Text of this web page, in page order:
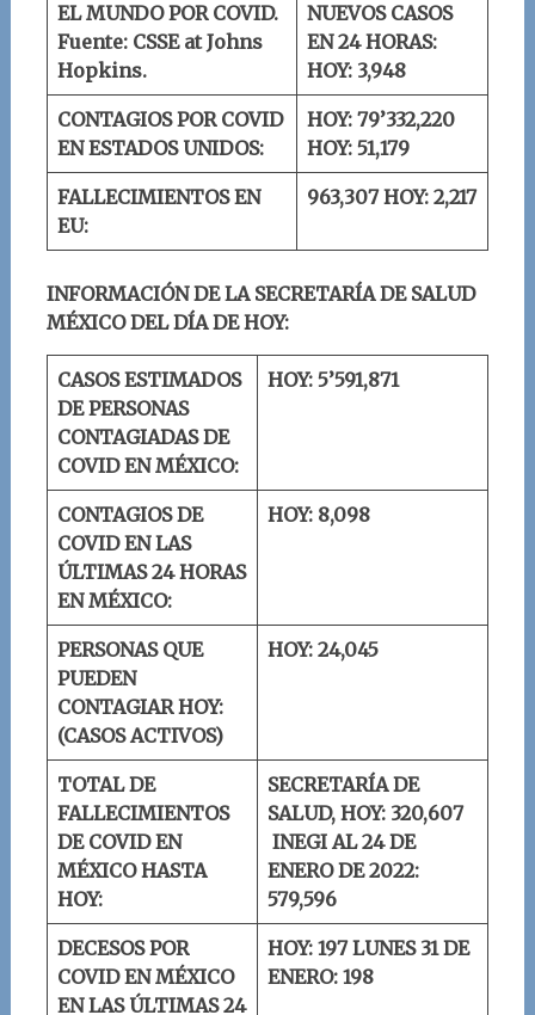
EL MUNDO POR COVID.
Fuente: CSSE at Johns
Hopkins.
NUEVOS CASOS
EN 24 HORAS:
HOY: 3,948
CONTAGIOS POR COVID
EN ESTADOS UNIDOS:
HOY: 79’332,220
HOY: 51,179
FALLECIMIENTOS EN
EU:
963,307 HOY: 2,217
INFORMACIÓN DE LA SECRETARÍA DE SALUD
MÉXICO DEL DÍA DE HOY:
CASOS ESTIMADOS
DE PERSONAS
CONTAGIADAS DE
COVID EN MÉXICO:
HOY: 5’591,871
CONTAGIOS DE
COVID EN LAS
ÚLTIMAS 24 HORAS
EN MÉXICO:
HOY: 8,098
PERSONAS QUE
PUEDEN
CONTAGIAR HOY:
(CASOS ACTIVOS)
HOY: 24,045
TOTAL DE
FALLECIMIENTOS
DE COVID EN
MÉXICO HASTA
HOY:
SECRETARÍA DE
SALUD, HOY: 320,607
INEGI AL 24 DE
ENERO DE 2022:
579,596
DECESOS POR
COVID EN MÉXICO
EN LAS ÚLTIMAS 24
HOY: 197 LUNES 31 DE
ENERO: 198